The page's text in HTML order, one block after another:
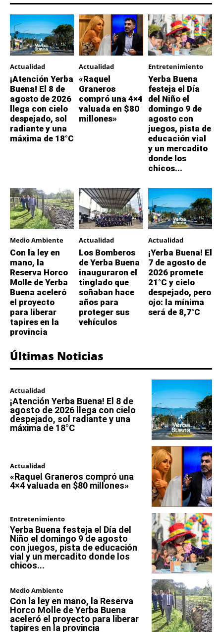
Actualidad
¡Atención Yerba
Buena! El 8 de
agosto de 2026
llega con cielo
despejado, sol
radiante y una
máxima de 18°C
Actualidad
«Raquel
Graneros
compró una 4×4
valuada en $80
millones»
Entretenimiento
Yerba Buena
festeja el Día
del Niño el
domingo 9 de
agosto con
juegos, pista de
educación vial
y un mercadito
donde los
chicos...
Medio Ambiente
Con la ley en
mano, la
Reserva Horco
Molle de Yerba
Buena aceleró
el proyecto
para liberar
tapires en la
provincia
Actualidad
Los Bomberos
de Yerba Buena
inauguraron el
tinglado que
soñaban hace
años para
proteger sus
vehículos
Actualidad
¡Yerba Buena! El
7 de agosto de
2026 promete
21°C y cielo
despejado, pero
ojo: la mínima
será de 8,7°C
Últimas Noticias
Actualidad
¡Atención Yerba Buena! El 8 de
agosto de 2026 llega con cielo
despejado, sol radiante y una
máxima de 18°C
Actualidad
«Raquel Graneros compró una
4×4 valuada en $80 millones»
Entretenimiento
Yerba Buena festeja el Día del
Niño el domingo 9 de agosto
con juegos, pista de educación
vial y un mercadito donde los
chicos...
Medio Ambiente
Con la ley en mano, la Reserva
Horco Molle de Yerba Buena
aceleró el proyecto para liberar
tapires en la provincia